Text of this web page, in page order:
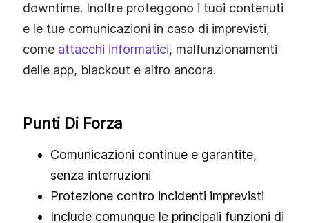
downtime. Inoltre proteggono i tuoi contenuti
e le tue comunicazioni in caso di imprevisti,
come attacchi informatici, malfunzionamenti
delle app, blackout e altro ancora.
Punti Di Forza
Comunicazioni continue e garantite,
senza interruzioni
Protezione contro incidenti imprevisti
Include comunque le principali funzioni di